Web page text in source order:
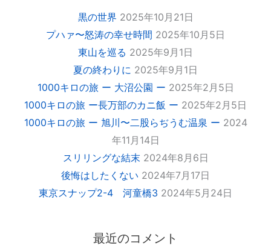
黒の世界 2025年10月21日
プハァ〜怒涛の幸せ時間 2025年10月5日
東山を巡る 2025年9月1日
夏の終わりに 2025年9月1日
1000キロの旅 ー 大沼公園 ー 2025年2月5日
1000キロの旅 ー長万部のカニ飯 ー 2025年2月5日
1000キロの旅 ー 旭川〜二股らぢうむ温泉 ー 2024
年11月14日
スリリングな結末 2024年8月6日
後悔はしたくない 2024年7月17日
東京スナップ2-4 河童橋3 2024年5月24日
最近のコメント